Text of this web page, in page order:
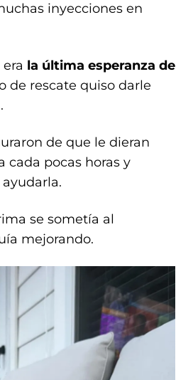
inyecciones en
la última esperanza de
de rescate quiso darle
de que le dieran
cada pocas horas y
se sometía al
mejorando.